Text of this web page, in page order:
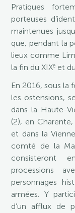
Pratiques
porteuses
maintenues
que, pendant la
lieux comme
la fin du XIXe et
En 2016, sous la
les ostensions,
dans la Haute-
(2), en
et dans la
comté de la
consisteront
processions
personnages
armées. Y
d’un afflux de